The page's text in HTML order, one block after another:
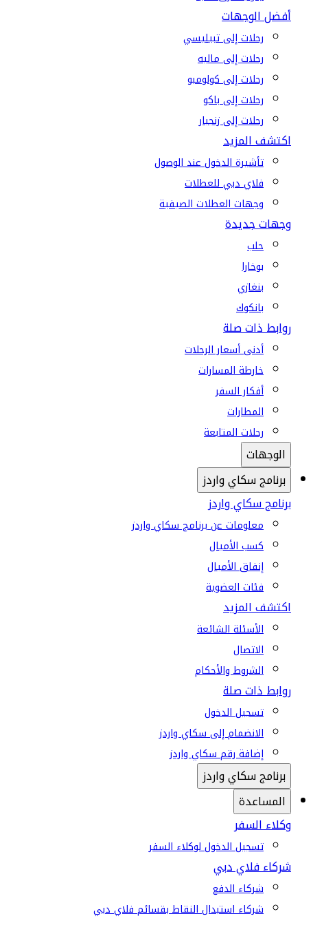
أفضل الوجهات
رحلات إلى تبيليسي
رحلات إلى ماليه
رحلات إلى كولومبو
رحلات إلى باكو
رحلات إلى زنجبار
اكتشف المزيد
تأشيرة الدخول عند الوصول
فلاي دبي للعطلات
وجهات العطلات الصيفية
وجهات جديدة
حلب
بوخارا
بنغازي
بانكوك
روابط ذات صلة
أدنى أسعار الرحلات
خارطة المسارات
أفكار السفر
المطارات
رحلات المتابعة
الوجهات
برنامج سكاي واردز
برنامج سكاي واردز
معلومات عن برنامج سكاي واردز
كسب الأميال
إنفاق الأميال
فئات العضوية
اكتشف المزيد
الأسئلة الشائعة
الاتصال
الشروط والأحكام
روابط ذات صلة
تسجيل الدخول
الانضمام إلى سكاي واردز
إضافة رقم سكاي واردز
برنامج سكاي واردز
المساعدة
وكلاء السفر
تسجيل الدخول لوكلاء السفر
شركاء فلاي دبي
شركاء الدفع
شركاء استبدال النقاط بقسائم فلاي دبي